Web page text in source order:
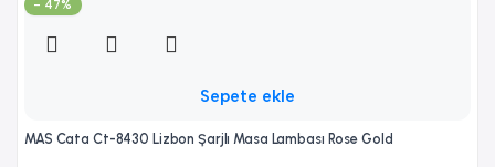
- 47%
Sepete ekle
MAS Cata Ct-8430 Lizbon Şarjlı Masa Lambası Rose Gold